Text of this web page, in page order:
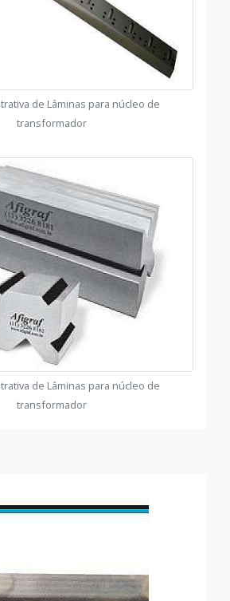
de Lâminas para núcleo de
transformador
de Lâminas para núcleo de
transformador